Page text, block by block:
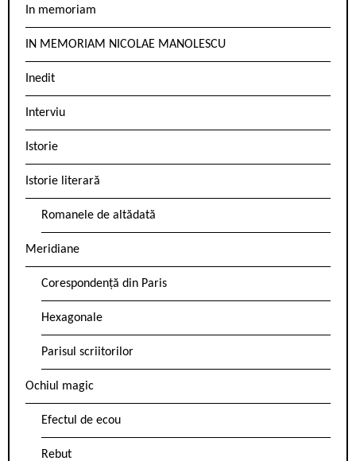
In memoriam
IN MEMORIAM NICOLAE MANOLESCU
Inedit
Interviu
Istorie
Istorie literară
Romanele de altădată
Meridiane
Corespondență din Paris
Hexagonale
Parisul scriitorilor
Ochiul magic
Efectul de ecou
Rebut